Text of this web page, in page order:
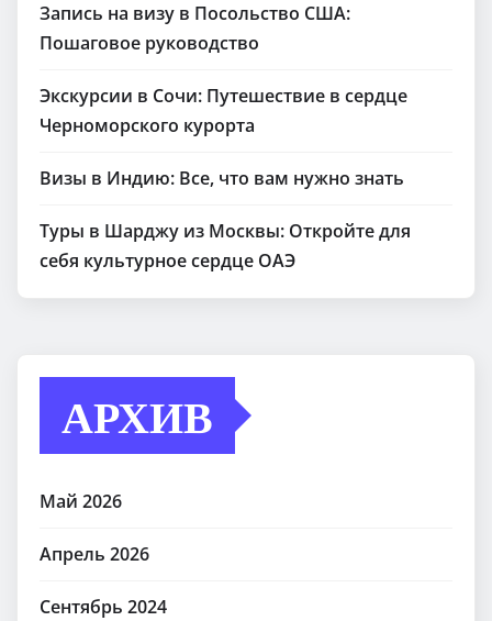
Запись на визу в Посольство США:
Пошаговое руководство
Экскурсии в Сочи: Путешествие в сердце
Черноморского курорта
Визы в Индию: Все, что вам нужно знать
Туры в Шарджу из Москвы: Откройте для
себя культурное сердце ОАЭ
АРХИВ
Май 2026
Апрель 2026
Сентябрь 2024